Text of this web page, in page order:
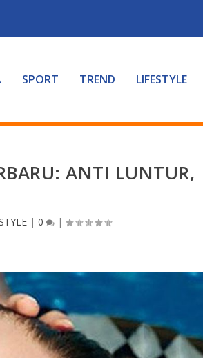
SPORT TREND LIFESTYLE
ANTI LUNTUR,
|0 |